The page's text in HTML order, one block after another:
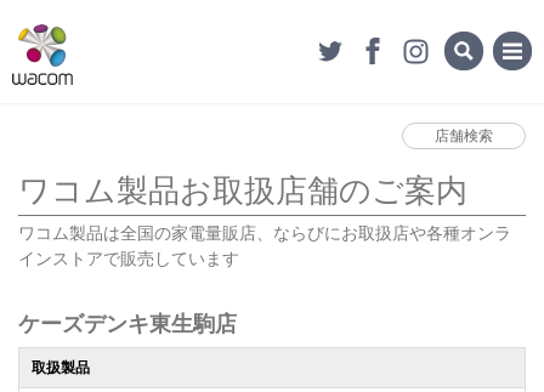
店舗検索
ワコム製品お取扱店舗のご案内
ワコム製品は全国の家電量販店、ならびにお取扱店や各種オンラ
インストアで販売しています
ケーズデンキ東生駒店
取扱製品